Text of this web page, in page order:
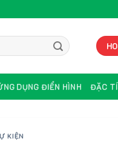
DỤNG ĐIỂN HÌNH ĐẶC
KIỆN